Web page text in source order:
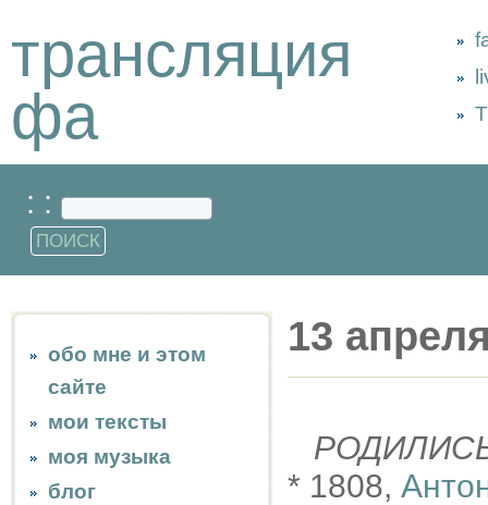
трансляция
фа
: :
обо мне и этом
сайте
мои тексты
моя музыка
блог
13
* 1808,